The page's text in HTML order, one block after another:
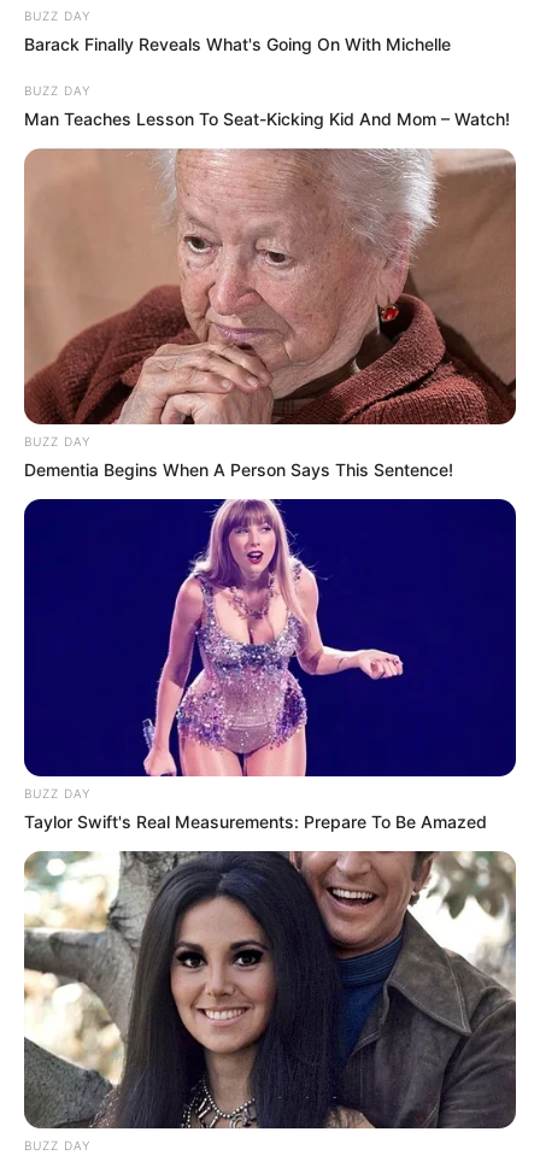
BUZZ DAY
Barack Finally Reveals What's Going On With Michelle
BUZZ DAY
Man Teaches Lesson To Seat-Kicking Kid And Mom – Watch!
BUZZ DAY
Dementia Begins When A Person Says This Sentence!
BUZZ DAY
Taylor Swift's Real Measurements: Prepare To Be Amazed
BUZZ DAY